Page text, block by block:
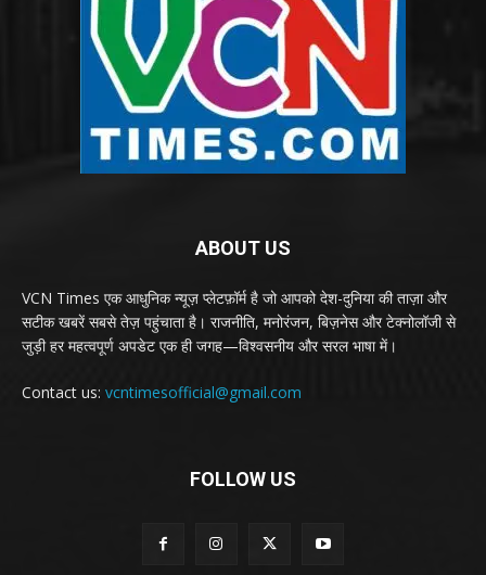
ABOUT US
VCN Times एक आधुनिक न्यूज़ प्लेटफ़ॉर्म है जो आपको देश-दुनिया की ताज़ा और
सटीक खबरें सबसे तेज़ पहुंचाता है। राजनीति, मनोरंजन, बिज़नेस और टेक्नोलॉजी से
जुड़ी हर महत्वपूर्ण अपडेट एक ही जगह—विश्वसनीय और सरल भाषा में।
Contact us: vcntimesofficial@gmail.com
FOLLOW US